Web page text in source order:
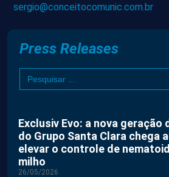
sergio@conceitocomunic.com.br
Press Releases
Search
for:
Exclusiv Evo: a nova geração
do Grupo Santa Clara chega
elevar o controle de
milho
26/05/2026